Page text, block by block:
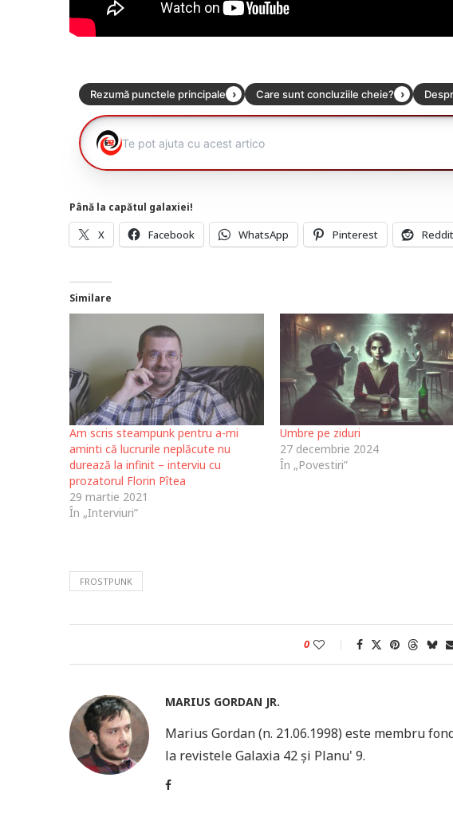
Până la capătul galaxiei!
X Facebook WhatsApp Pinterest Reddit
Similare
Am scris steampunk pentru a-mi
aminti că lucrurile neplăcute nu
durează la infinit – interviu cu
prozatorul Florin Pîtea
29 martie 2021
În „Interviuri”
Umbre pe ziduri
27 decembrie 2024
În „Povestiri”
FROSTPUNK
0
MARIUS GORDAN JR.
Marius Gordan (n. 21.06.1998) este membru
la revistele Galaxia 42 și Planu' 9.